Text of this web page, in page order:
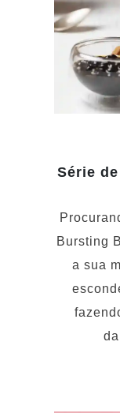
Bursting
a sua